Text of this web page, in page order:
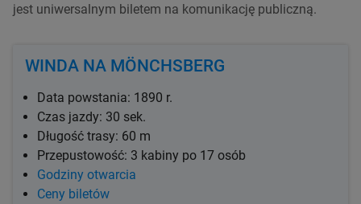
jest uniwersalnym biletem na komunikację publiczną.
WINDA NA MÖNCHSBERG
Data powstania: 1890 r.
Czas jazdy: 30 sek.
Długość trasy: 60 m
Przepustowość: 3 kabiny po 17 osób
Godziny otwarcia
Ceny biletów